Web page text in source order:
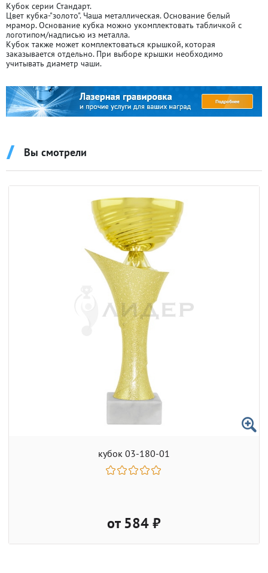
Кубок серии Стандарт.
Цвет кубка-"золото". Чаша металлическая. Основание белый
мрамор. Основание кубка можно укомплектовать табличкой с
логотипом/надписью из металла.
Кубок также может комплектоваться крышкой, которая
заказывается отдельно. При выборе крышки необходимо
учитывать диаметр чаши.
Вы смотрели
кубок 03-180-01
от 584 ₽